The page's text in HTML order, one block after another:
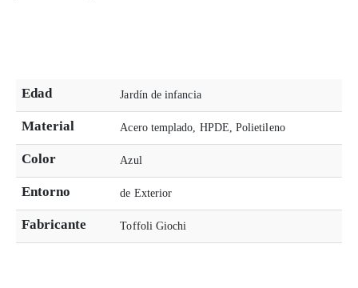
Edad Jardín de infancia
Material Acero templado, HPDE, Polietileno
Color Azul
Entorno de Exterior
Fabricante Toffoli Giochi